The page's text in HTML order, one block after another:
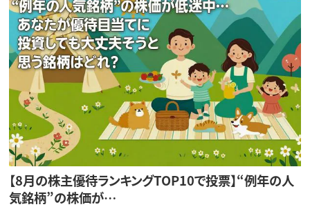
【8月の株主優待ランキングTOP10で投票】“例年の人
気銘柄”の株価が…